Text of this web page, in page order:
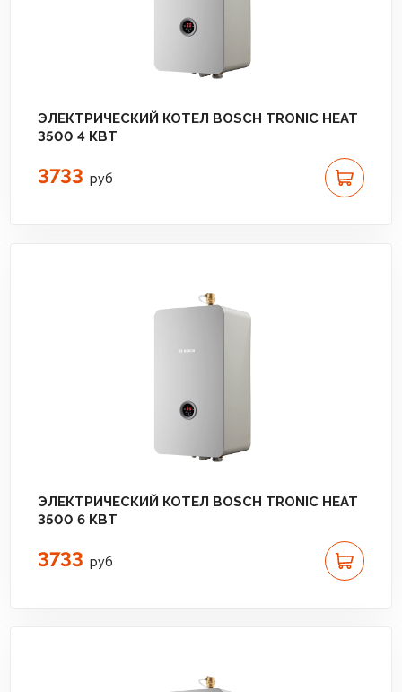
ЭЛЕКТРИЧЕСКИЙ КОТЕЛ BOSCH TRONIC HEAT
3500 4 КВТ
3733 руб
ЭЛЕКТРИЧЕСКИЙ КОТЕЛ BOSCH TRONIC HEAT
3500 6 КВТ
3733 руб